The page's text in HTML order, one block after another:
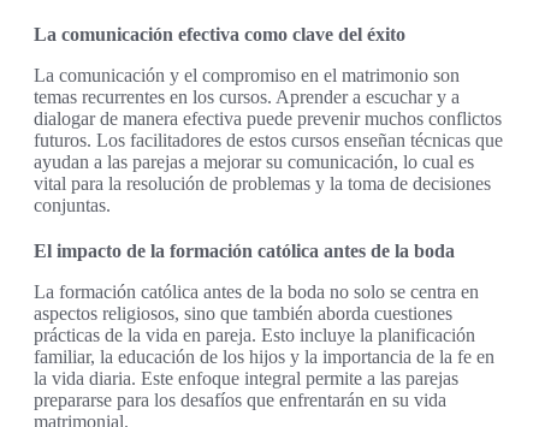
La comunicación efectiva como clave del éxito
La comunicación y el compromiso en el matrimonio son
temas recurrentes en los cursos. Aprender a escuchar y a
dialogar de manera efectiva puede prevenir muchos conflictos
futuros. Los facilitadores de estos cursos enseñan técnicas que
ayudan a las parejas a mejorar su comunicación, lo cual es
vital para la resolución de problemas y la toma de decisiones
conjuntas.
El impacto de la formación católica antes de la boda
La formación católica antes de la boda no solo se centra en
aspectos religiosos, sino que también aborda cuestiones
prácticas de la vida en pareja. Esto incluye la planificación
familiar, la educación de los hijos y la importancia de la fe en
la vida diaria. Este enfoque integral permite a las parejas
prepararse para los desafíos que enfrentarán en su vida
matrimonial.